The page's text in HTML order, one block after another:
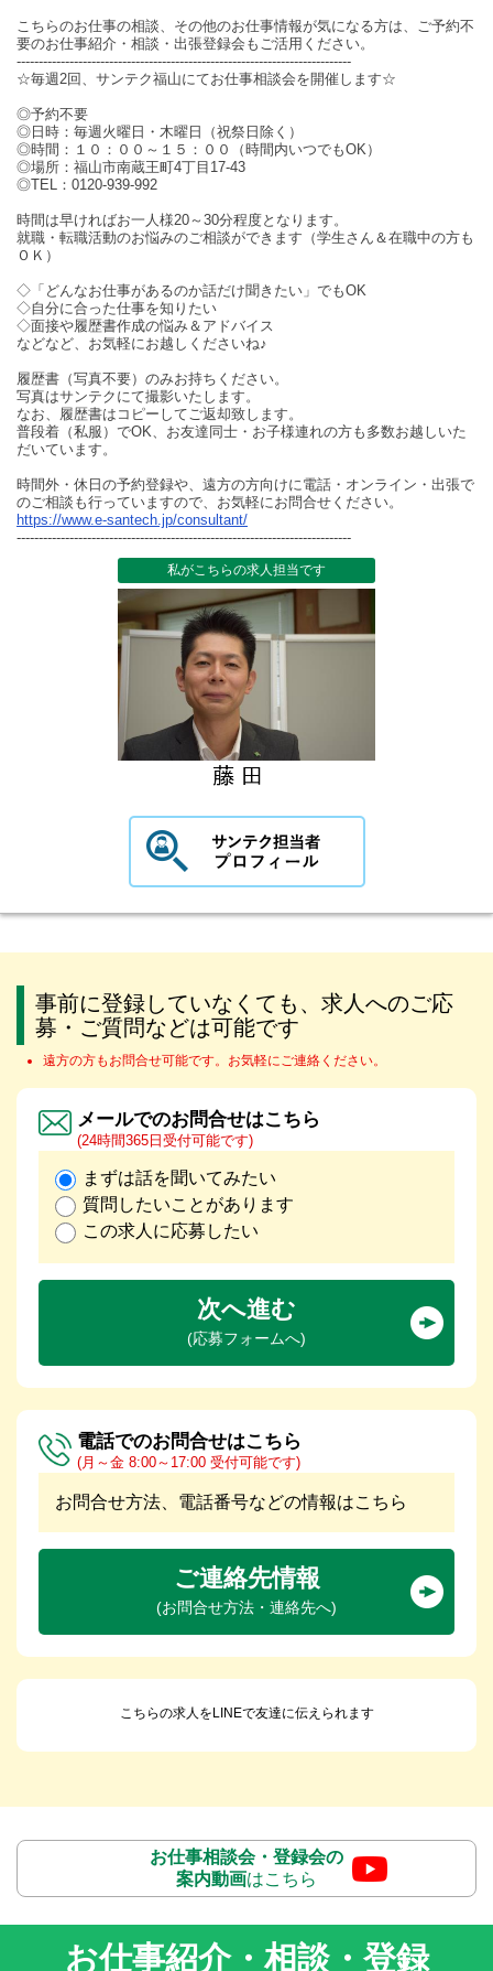
こちらのお仕事の相談、その他のお仕事情報が気になる方は、ご予約不
要のお仕事紹介・相談・出張登録会もご活用ください。
----------------------------------------------------------------------------
☆毎週2回、サンテク福山にてお仕事相談会を開催します☆
◎予約不要
◎日時：毎週火曜日・木曜日（祝祭日除く）
◎時間：１０：００～１５：００（時間内いつでもOK）
◎場所：福山市南蔵王町4丁目17-43
◎TEL：0120-939-992
時間は早ければお一人様20～30分程度となります。
就職・転職活動のお悩みのご相談ができます（学生さん＆在職中の方も
ＯＫ）
◇「どんなお仕事があるのか話だけ聞きたい」でもOK
◇自分に合った仕事を知りたい
◇面接や履歴書作成の悩み＆アドバイス
などなど、お気軽にお越しくださいね♪
履歴書（写真不要）のみお持ちください。
写真はサンテクにて撮影いたします。
なお、履歴書はコピーしてご返却致します。
普段着（私服）でOK、お友達同士・お子様連れの方も多数お越しいた
だいています。
時間外・休日の予約登録や、遠方の方向けに電話・オンライン・出張で
のご相談も行っていますので、お気軽にお問合せください。
https://www.e-santech.jp/consultant/
----------------------------------------------------------------------------
私がこちらの求人担当です
事前に登録していなくても、求人へのご応
募・ご質問などは可能です
遠方の方もお問合せ可能です。お気軽にご連絡ください。
メールでのお問合せはこちら
(24時間365日受付可能です)
まずは話を聞いてみたい
質問したいことがあります
この求人に応募したい
次へ進む
(応募フォームへ)
電話でのお問合せはこちら
(月～金 8:00～17:00 受付可能です)
お問合せ方法、電話番号などの情報はこちら
ご連絡先情報
(お問合せ方法・連絡先へ)
こちらの求人をLINEで友達に伝えられます
お仕事相談会・登録会の
案内動画はこちら
お仕事紹介・相談・登録